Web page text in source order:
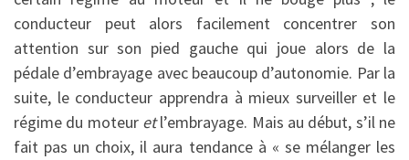
conducteur peut alors facilement concentrer son
attention sur son pied gauche qui joue alors de la
pédale d’embrayage avec beaucoup d’autonomie. Par la
suite, le conducteur apprendra à mieux surveiller et le
régime du moteur etl’embrayage. Mais au début, s’il ne
fait pas un choix, il aura tendance à « se mélanger les